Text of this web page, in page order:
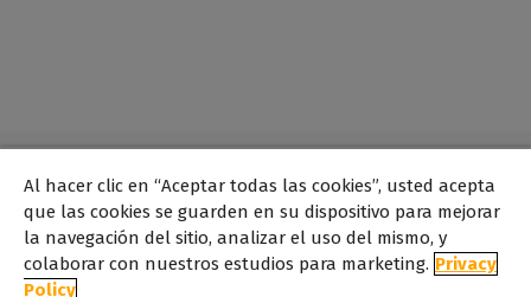
Mercados y
aplicaciones
Al hacer clic en “Aceptar todas las cookies”, usted acepta
que las cookies se guarden en su dispositivo para mejorar
la navegación del sitio, analizar el uso del mismo, y
colaborar con nuestros estudios para marketing. Privacy
Policy